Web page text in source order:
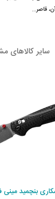
قاصر...
سایر کالاهای
بنچمید مینی